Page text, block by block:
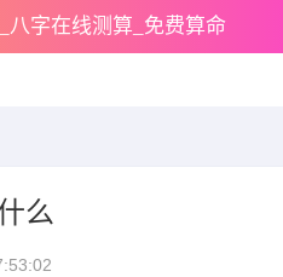
八字在线测算_免费算命
么